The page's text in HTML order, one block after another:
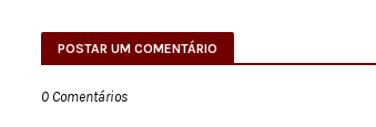
POSTAR UM COMENTÁRIO
0 Comentários